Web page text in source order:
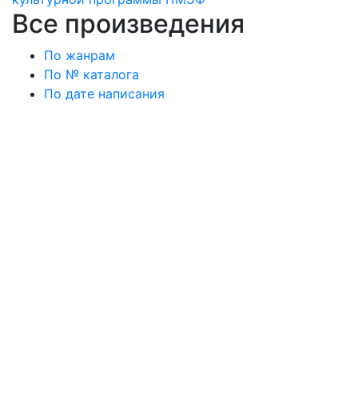
Все произведения
По жанрам
По № каталога
По дате написания